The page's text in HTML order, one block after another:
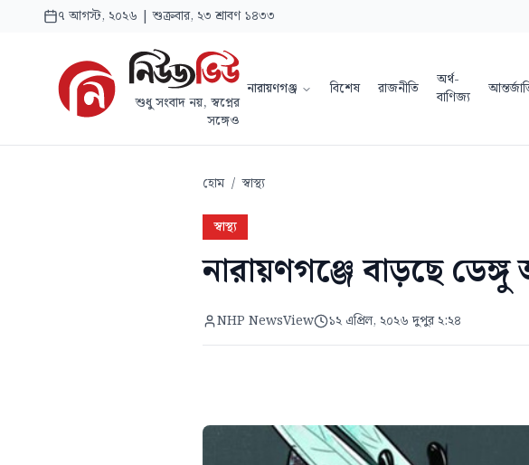
৭ আগস্ট, ২০২৬ | শুক্রবার, ২৩ শ্রাবণ ১৪৩৩
শুধু সংবাদ নয়, স্বপ্নের
সঙ্গেও
নারায়ণগঞ্জ বিশেষ রাজনীতি
অর্থ-
বাণিজ্য
হোম / স্বাস্থ্য
স্বাস্থ্য
নারায়ণগঞ্জে বাড়ছে
NHP NewsView ১২ এপ্রিল, ২০২৬ দুপুর ২:২৪